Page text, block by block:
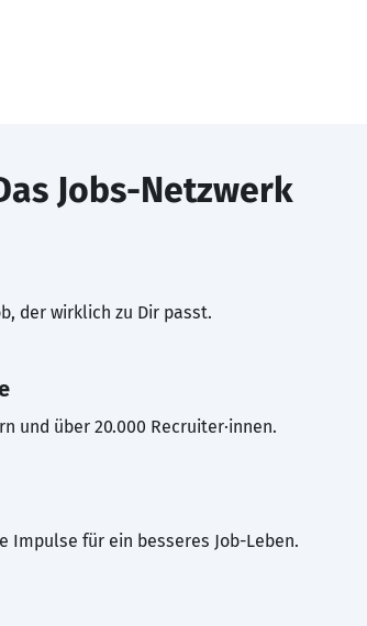
Jobs-Netzwerk
der wirklich zu Dir passt.
und über 20.000 Recruiter·innen.
Impulse für ein besseres Job-Leben.